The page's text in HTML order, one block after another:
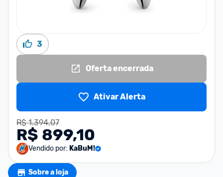
3
Oferta encerrada
Ativar Alerta
R$ 1.394,07
R$ 899,10
Vendido por: KaBuM!
Sobre a loja